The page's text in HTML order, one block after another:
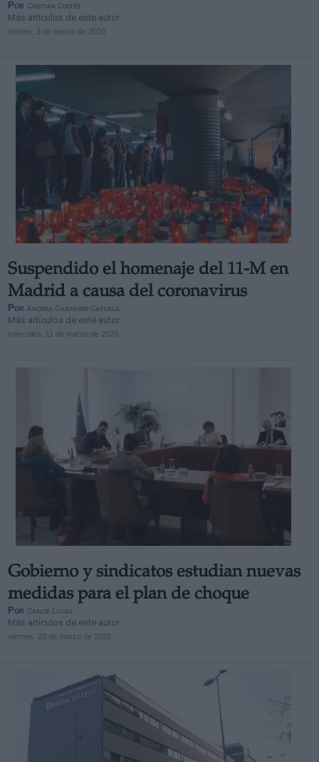
Por Cristian Cortés
Más artículos de este autor
martes, 3 de marzo de 2020
Suspendido el homenaje del 11-M en
Madrid a causa del coronavirus
Por Andrea Chaparro Cayuela
Más artículos de este autor
miércoles, 11 de marzo de 2020
Gobierno y sindicatos estudian nuevas
medidas para el plan de choque
Por Carlos Lucas
Más artículos de este autor
viernes, 20 de marzo de 2020